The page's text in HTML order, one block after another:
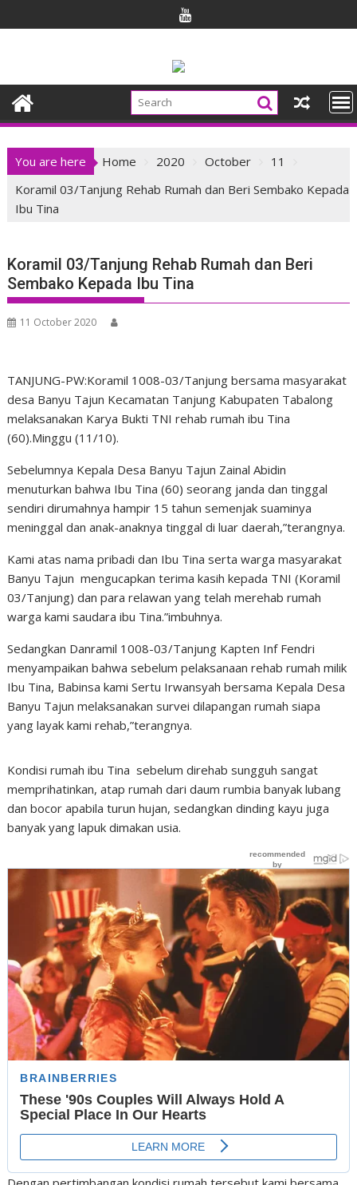
to
You are here Home 2020 October
11
Koramil 03/Tanjung Rehab Rumah dan Beri Sembako Kepada
Ibu Tina
Koramil 03/Tanjung Rehab Rumah dan Beri
Sembako Kepada Ibu Tina
11 October 2020
TANJUNG-PW:Koramil 1008-03/Tanjung bersama masyarakat
desa Banyu Tajun Kecamatan Tanjung Kabupaten Tabalong
melaksanakan Karya Bukti TNI rehab rumah ibu Tina
(60).Minggu (11/10).
Sebelumnya Kepala Desa Banyu Tajun Zainal Abidin
menuturkan bahwa Ibu Tina (60) seorang janda dan tinggal
sendiri dirumahnya hampir 15 tahun semenjak suaminya
meninggal dan anak-anaknya tinggal di luar daerah,”terangnya.
Kami atas nama pribadi dan Ibu Tina serta warga masyarakat
Banyu Tajun mengucapkan terima kasih kepada TNI (Koramil
03/Tanjung) dan para relawan yang telah merehab rumah
warga kami saudara ibu Tina.”imbuhnya.
Sedangkan Danramil 1008-03/Tanjung Kapten Inf Fendri
menyampaikan bahwa sebelum pelaksanaan rehab rumah milik
Ibu Tina, Babinsa kami Sertu Irwansyah bersama Kepala Desa
Banyu Tajun melaksanakan survei dilapangan rumah siapa
yang layak kami rehab,”terangnya.
Kondisi rumah ibu Tina sebelum direhab sungguh sangat
memprihatinkan, atap rumah dari daum rumbia banyak lubang
dan bocor apabila turun hujan, sedangkan dinding kayu juga
banyak yang lapuk dimakan usia.